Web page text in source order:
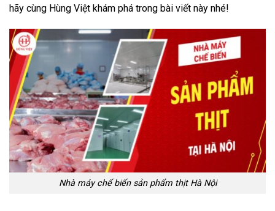
hãy cùng Hùng Việt khám phá trong bài viết này nhé!
Nhà máy chế biến sản phẩm thịt Hà Nội